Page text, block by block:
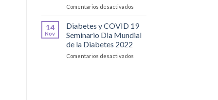
Comentarios desactivadosen
de
Prevención
y
de
14
Nov
Diabetes y COVID 19
Seminario Dia Mundial
de la Diabetes 2022
Comentarios desactivadosen